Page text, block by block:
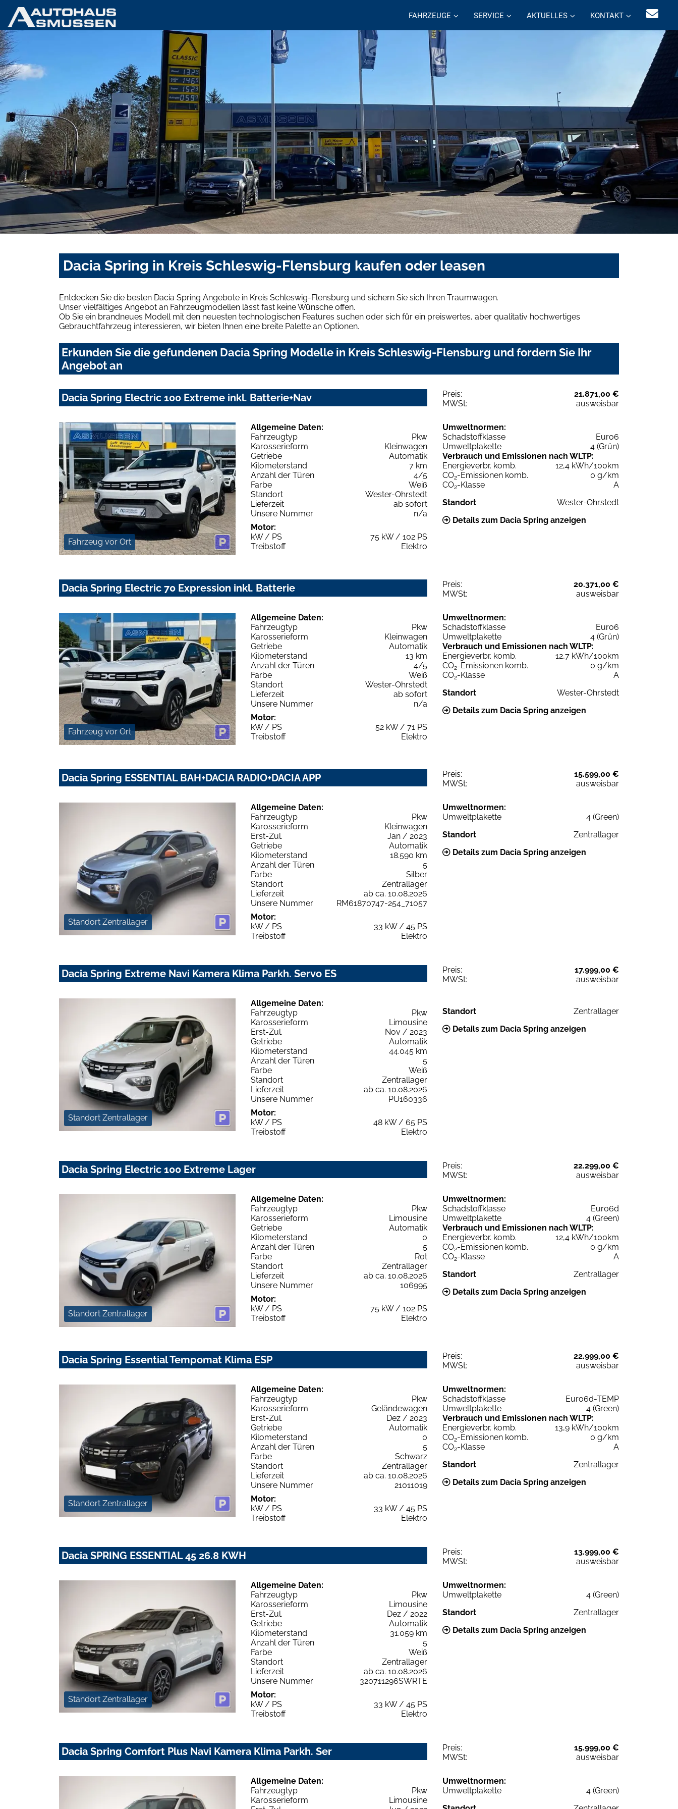
FAHRZEUGE SERVICE AKTUELLES KONTAKT
Dacia Spring in Kreis Schleswig-Flensburg kaufen oder leasen
Entdecken Sie die besten Dacia Spring Angebote in Kreis Schleswig-Flensburg und sichern Sie sich Ihren Traumwagen.
Unser vielfältiges Angebot an Fahrzeugmodellen lässt fast keine Wünsche offen.
Ob Sie ein brandneues Modell mit den neuesten technologischen Features suchen oder sich für ein preiswertes, aber qualitativ hochwertiges
Gebrauchtfahrzeug interessieren, wir bieten Ihnen eine breite Palette an Optionen.
Erkunden Sie die gefundenen Dacia Spring Modelle in Kreis Schleswig-Flensburg und fordern Sie Ihr
Angebot an
Dacia Spring Electric 100 Extreme inkl. Batterie+Nav Preis:
21.871,00 €
MWSt:
ausweisbar
Fahrzeug vor Ort
Allgemeine Daten:
Fahrzeugtyp
Pkw
Karosserieform
Kleinwagen
Getriebe
Automatik
Kilometerstand
7 km
Anzahl der Türen
4/5
Farbe
Weiß
Standort
Wester-Ohrstedt
Lieferzeit
ab sofort
Unsere Nummer
n/a
Motor:
kW / PS
75 kW / 102 PS
Treibstoff
Elektro
Umweltnormen:
Schadstoffklasse
Euro6
Umweltplakette
4 (Grün)
Verbrauch und Emissionen nach WLTP:
Energieverbr. komb.
12,4 kWh/100km
CO2-Emissionen komb.
0 g/km
CO2-Klasse
A
Standort
Wester-Ohrstedt
Details zum Dacia Spring anzeigen
Dacia Spring Electric 70 Expression inkl. Batterie Preis:
20.371,00 €
MWSt:
ausweisbar
Fahrzeug vor Ort
Allgemeine Daten:
Fahrzeugtyp
Pkw
Karosserieform
Kleinwagen
Getriebe
Automatik
Kilometerstand
13 km
Anzahl der Türen
4/5
Farbe
Weiß
Standort
Wester-Ohrstedt
Lieferzeit
ab sofort
Unsere Nummer
n/a
Motor:
kW / PS
52 kW / 71 PS
Treibstoff
Elektro
Umweltnormen:
Schadstoffklasse
Euro6
Umweltplakette
4 (Grün)
Verbrauch und Emissionen nach WLTP:
Energieverbr. komb.
12,7 kWh/100km
CO2-Emissionen komb.
0 g/km
CO2-Klasse
A
Standort
Wester-Ohrstedt
Details zum Dacia Spring anzeigen
Dacia Spring ESSENTIAL BAH+DACIA RADIO+DACIA APP Preis:
15.599,00 €
MWSt:
ausweisbar
Standort Zentrallager
Allgemeine Daten:
Fahrzeugtyp
Pkw
Karosserieform
Kleinwagen
Erst-Zul.
Jan / 2023
Getriebe
Automatik
Kilometerstand
18.590 km
Anzahl der Türen
5
Farbe
Silber
Standort
Zentrallager
Lieferzeit
ab ca. 10.08.2026
Unsere Nummer
RM61870747-254_71057
Motor:
kW / PS
33 kW / 45 PS
Treibstoff
Elektro
Umweltnormen:
Umweltplakette
4 (Green)
Standort
Zentrallager
Details zum Dacia Spring anzeigen
Dacia Spring Extreme Navi Kamera Klima Parkh. Servo ES Preis:
17.999,00 €
MWSt:
ausweisbar
Standort Zentrallager
Allgemeine Daten:
Fahrzeugtyp
Pkw
Karosserieform
Limousine
Erst-Zul.
Nov / 2023
Getriebe
Automatik
Kilometerstand
44.045 km
Anzahl der Türen
5
Farbe
Weiß
Standort
Zentrallager
Lieferzeit
ab ca. 10.08.2026
Unsere Nummer
PU160336
Motor:
kW / PS
48 kW / 65 PS
Treibstoff
Elektro
Standort
Zentrallager
Details zum Dacia Spring anzeigen
Dacia Spring Electric 100 Extreme Lager Preis:
22.299,00 €
MWSt:
ausweisbar
Standort Zentrallager
Allgemeine Daten:
Fahrzeugtyp
Pkw
Karosserieform
Limousine
Getriebe
Automatik
Kilometerstand
0
Anzahl der Türen
5
Farbe
Rot
Standort
Zentrallager
Lieferzeit
ab ca. 10.08.2026
Unsere Nummer
106995
Motor:
kW / PS
75 kW / 102 PS
Treibstoff
Elektro
Umweltnormen:
Schadstoffklasse
Euro6d
Umweltplakette
4 (Green)
Verbrauch und Emissionen nach WLTP:
Energieverbr. komb.
12,4 kWh/100km
CO2-Emissionen komb.
0 g/km
CO2-Klasse
A
Standort
Zentrallager
Details zum Dacia Spring anzeigen
Dacia Spring Essential Tempomat Klima ESP Preis:
22.999,00 €
MWSt:
ausweisbar
Standort Zentrallager
Allgemeine Daten:
Fahrzeugtyp
Pkw
Karosserieform
Geländewagen
Erst-Zul.
Dez / 2023
Getriebe
Automatik
Kilometerstand
0
Anzahl der Türen
5
Farbe
Schwarz
Standort
Zentrallager
Lieferzeit
ab ca. 10.08.2026
Unsere Nummer
21011019
Motor:
kW / PS
33 kW / 45 PS
Treibstoff
Elektro
Umweltnormen:
Schadstoffklasse
Euro6d-TEMP
Umweltplakette
4 (Green)
Verbrauch und Emissionen nach WLTP:
Energieverbr. komb.
13,9 kWh/100km
CO2-Emissionen komb.
0 g/km
CO2-Klasse
A
Standort
Zentrallager
Details zum Dacia Spring anzeigen
Dacia SPRING ESSENTIAL 45 26.8 KWH Preis:
13.999,00 €
MWSt:
ausweisbar
Standort Zentrallager
Allgemeine Daten:
Fahrzeugtyp
Pkw
Karosserieform
Limousine
Erst-Zul.
Dez / 2022
Getriebe
Automatik
Kilometerstand
31.059 km
Anzahl der Türen
5
Farbe
Weiß
Standort
Zentrallager
Lieferzeit
ab ca. 10.08.2026
Unsere Nummer
320711296SWRTE
Motor:
kW / PS
33 kW / 45 PS
Treibstoff
Elektro
Umweltnormen:
Umweltplakette
4 (Green)
Standort
Zentrallager
Details zum Dacia Spring anzeigen
Dacia Spring Comfort Plus Navi Kamera Klima Parkh. Ser Preis:
15.999,00 €
MWSt:
ausweisbar
Allgemeine Daten:
Fahrzeugtyp
Pkw
Karosserieform
Limousine
Umweltnormen:
Umweltplakette
4 (Green)